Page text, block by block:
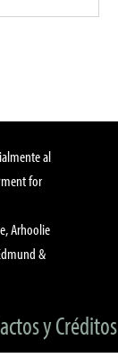
al
for
Arhoolie
&
y Créditos